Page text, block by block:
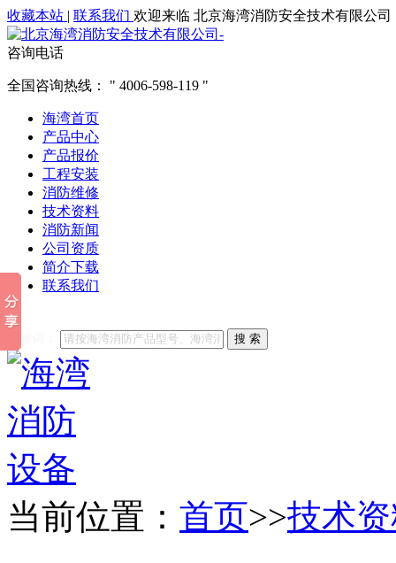
收藏本站 | 联系我们 欢迎来临 北京海湾消防安全技术有限公司
咨询电话
全国咨询热线： 4006-598-119
海湾首页
产品中心
产品报价
工程安装
消防维修
技术资料
消防新闻
公司资质
简介下载
联系我们
他们都在搜索:
搜 索
当前位置： 首页>>技术